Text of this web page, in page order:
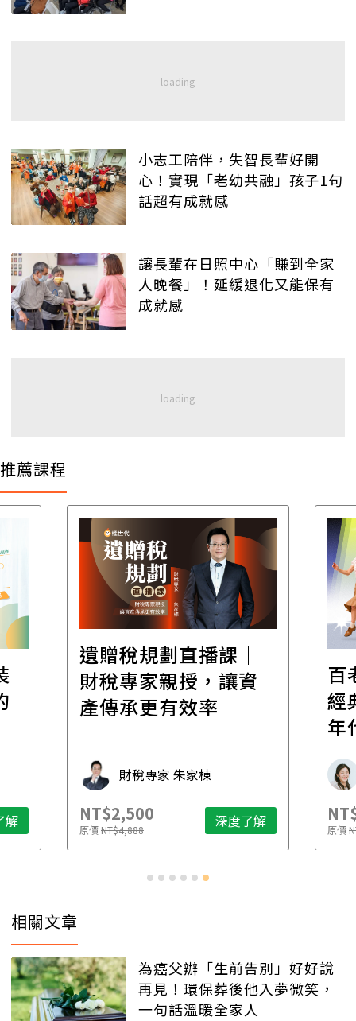
小志工陪伴，失智長輩好開
心！實現「老幼共融」孩子1句
話超有成就感
讓長輩在日照中心「賺到全家
人晚餐」！延緩退化又能保有
成就感
推薦課程
解
遺贈稅規劃直播課│
財稅專家親授，讓資
產傳承更有效率
財稅專家 朱家棟
NT$2,500
原價NT$4,888 深度了解
百
經
年
原價
相關文章
為癌父辦「生前告別」好好說
再見！環保葬後他入夢微笑，
一句話溫暖全家人